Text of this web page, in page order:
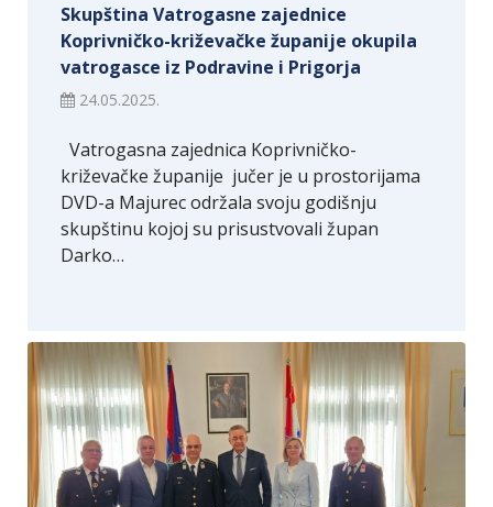
Skupština Vatrogasne zajednice
Koprivničko-križevačke županije okupila
vatrogasce iz Podravine i Prigorja
24.05.2025.
Vatrogasna zajednica Koprivničko-
križevačke županije jučer je u prostorijama
DVD-a Majurec održala svoju godišnju
skupštinu kojoj su prisustvovali župan
Darko…